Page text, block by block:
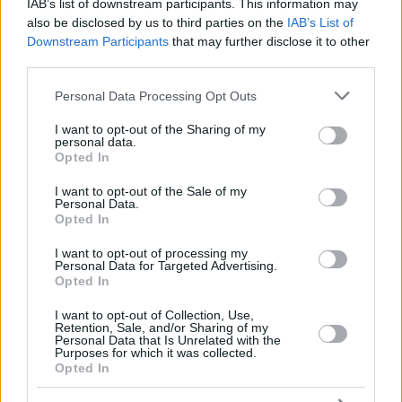
IAB’s list of downstream participants. This information may
also be disclosed by us to third parties on the IAB’s List of
Downstream Participants that may further disclose it to other
Please note that this website/app uses one or more Google
not limited to your visit or usage behaviour. You may click to
grant or deny consent to Google and its third-party tags to
use your data for below specified purposes in below Google
consent section.
Personal Data Processing Opt Outs
I want to opt-out of the Sharing of my
personal data.
Opted In
I want to opt-out of the Sale of my
Personal Data.
Opted In
I want to opt-out of processing my
Personal Data for Targeted Advertising.
Opted In
I want to opt-out of Collection, Use,
Retention, Sale, and/or Sharing of my
Personal Data that Is Unrelated with the
Purposes for which it was collected.
Opted In
Ολυμπιακούείναι η καλύτερη. Αν επέστρεφα ποτέ στην
Ευρώπη θα ήθελα να είναι για μια μεγάλη ομάδα σαν τον
του Ευρωμπάσκετ 2022 με την Πολωνία ο
Εβάν Φουρνιέ
Το λόγια του έκαναν τους φίλους του
αδημονούν για μία τέτοια μελλοντική εξέλιξη. Και μόνο